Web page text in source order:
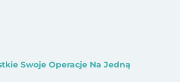
Swoje Operacje Na Jedną